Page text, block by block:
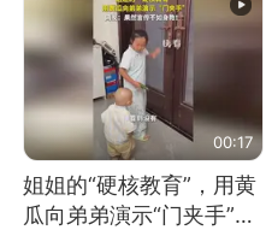
00:17
姐姐的“硬核教育”，用黄
瓜向弟弟演示“门夹手”，